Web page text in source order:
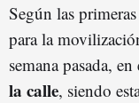
Según las
para la
semana pasada,
la calle, siendo